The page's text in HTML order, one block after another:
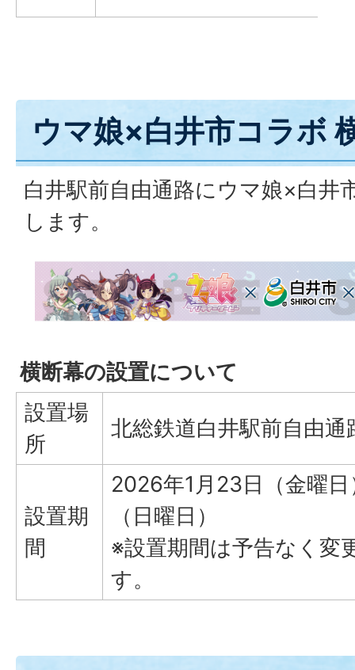
ウマ娘×白井市コラボ
白井駅前自由通路にウマ娘×白井
します。
横断幕の設置について
設置場
所
北総鉄道白井駅前自由通
設置期
間
2026年1月23日（金曜
（日曜日）
※設置期間は予告なく変
す。